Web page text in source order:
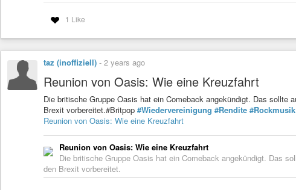
1 Like
taz (inoffiziell) - 2 years ago
Reunion von Oasis: Wie eine Kreuzfahrt
Die britische Gruppe Oasis hat ein Comeback angekündigt. Das sollte
Brexit vorbereitet.#Britpop #Wiedervereinigung #Rendite #Rockmusik
Reunion von Oasis: Wie eine Kreuzfahrt
Reunion von Oasis: Wie eine Kreuzfahrt
Die britische Gruppe Oasis hat ein Comeback angekündigt. Das
den Brexit vorbereitet.